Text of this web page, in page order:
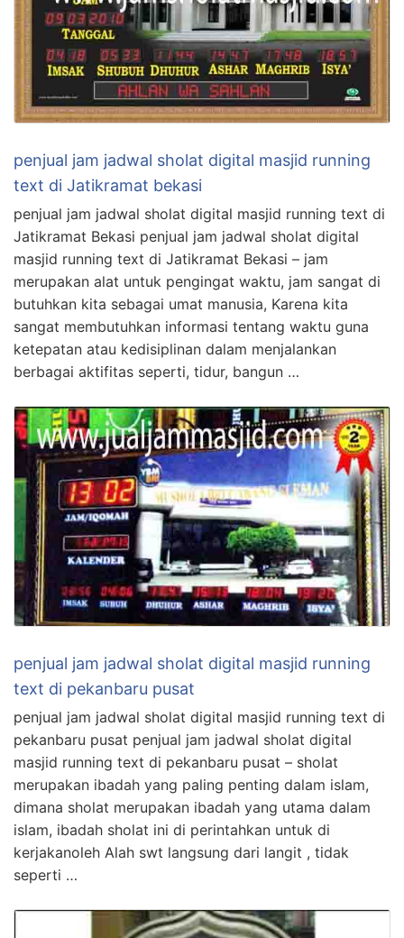
penjual jam jadwal sholat digital masjid running
text di Jatikramat bekasi
penjual jam jadwal sholat digital masjid running text di
Jatikramat Bekasi penjual jam jadwal sholat digital
masjid running text di Jatikramat Bekasi – jam
merupakan alat untuk pengingat waktu, jam sangat di
butuhkan kita sebagai umat manusia, Karena kita
sangat membutuhkan informasi tentang waktu guna
ketepatan atau kedisiplinan dalam menjalankan
berbagai aktifitas seperti, tidur, bangun …
penjual jam jadwal sholat digital masjid running
text di pekanbaru pusat
penjual jam jadwal sholat digital masjid running text di
pekanbaru pusat penjual jam jadwal sholat digital
masjid running text di pekanbaru pusat – sholat
merupakan ibadah yang paling penting dalam islam,
dimana sholat merupakan ibadah yang utama dalam
islam, ibadah sholat ini di perintahkan untuk di
kerjakanoleh Alah swt langsung dari langit , tidak
seperti …